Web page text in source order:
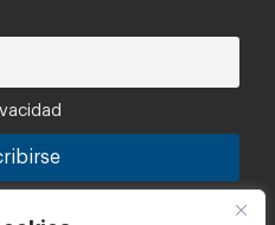
nosotros. Puedes leer la